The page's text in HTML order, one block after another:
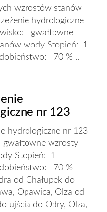
wzrostów stanów
hydrologiczne
gwałtowne
wody Stopień: 1
70 % ...
nr 123
hydrologiczne nr 123
wzrosty
Stopień: 1
70 %
od Chałupek do
Opawica, Olza od
ujścia do Odry, Olza,